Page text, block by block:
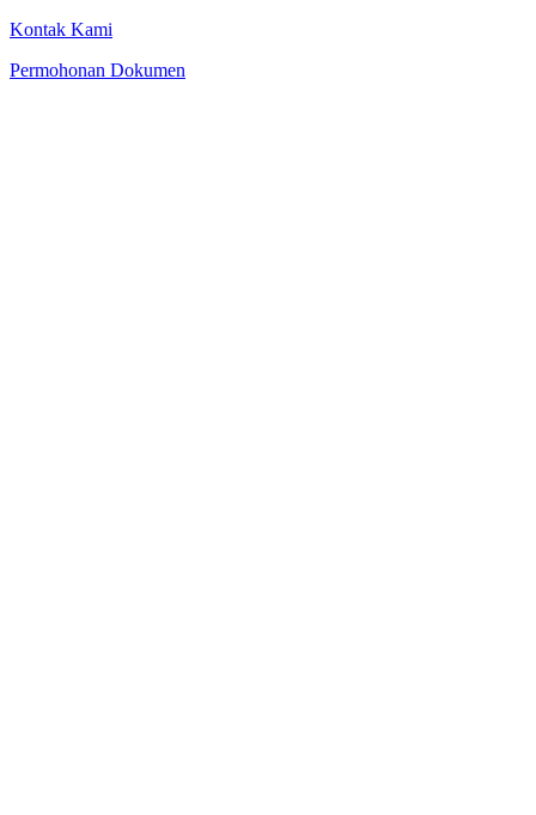
Kontak Kami
Permohonan Dokumen